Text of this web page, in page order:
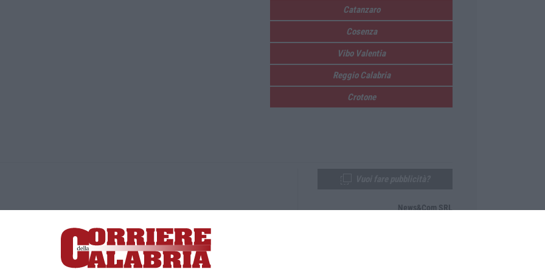
Catanzaro
Cosenza
Vibo Valentia
Reggio Calabria
Crotone
Lamezia Terme (CZ)
responsabile Paola Militano |Privacy
News&Com SRL